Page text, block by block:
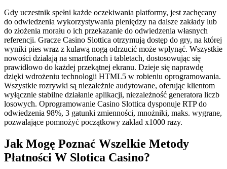
Gdy uczestnik spełni każde oczekiwania platformy, jest zachęcany
do odwiedzenia wykorzystywania pieniędzy na dalsze zakłady lub
do złożenia morału o ich przekazanie do odwiedzenia własnych
referencji. Gracze Casino Slottica otrzymują dostęp do gry, na której
wyniki pies wraz z kulawą nogą odrzucić może wpłynąć. Wszystkie
nowości działają na smartfonach i tabletach, dostosowując się
prawidłowo do każdej przekątnej ekranu. Dzieje się naprawdę
dzięki wdrożeniu technologii HTML5 w robieniu oprogramowania.
Wszystkie rozrywki są niezależnie audytowane, oferując klientom
wyłącznie stabilne działanie aplikacji, niezależność generatora liczb
losowych. Oprogramowanie Casino Slottica dysponuje RTP do
odwiedzenia 98%, 3 gatunki zmienności, mnożniki, maks. wygrane,
pozwalające pomnożyć początkowy zakład x1000 razy.
Jak Mogę Poznać Wszelkie Metody
Płatności W Slotica Casino?